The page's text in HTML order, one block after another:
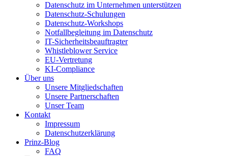
Datenschutz im Unternehmen unterstützen
Datenschutz-Schulungen
Datenschutz-Workshops
Notfallbegleitung im Datenschutz
IT-Sicherheitsbeauftragter
Whistleblower Service
EU-Vertretung
KI-Compliance
Über uns
Unsere Mitgliedschaften
Unsere Partnerschaften
Unser Team
Kontakt
Impressum
Datenschutzerklärung
Prinz-Blog
FAQ